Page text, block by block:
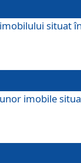
situat
imobile